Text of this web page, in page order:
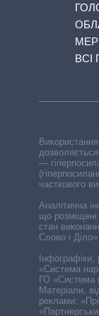
ВСІ
—
часткового
Аналітична
що розміщені
стан
Слово і
«Система
ГО «Система
Матеріали,
реклами: